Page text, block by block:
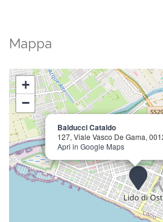
Mappa
Balducci Cataldo
127, Viale Vasco De Gama,
Apri in Google Maps
+
−